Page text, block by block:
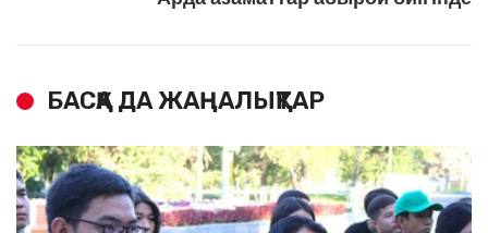
БАСҚА ДА ЖАҢАЛЫҚТАР